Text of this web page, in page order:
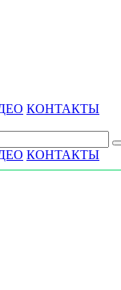
КОНТАКТЫ
КОНТАКТЫ